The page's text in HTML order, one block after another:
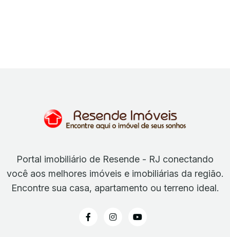
Portal imobiliário de Resende - RJ conectando
você aos melhores imóveis e imobiliárias da região.
Encontre sua casa, apartamento ou terreno ideal.